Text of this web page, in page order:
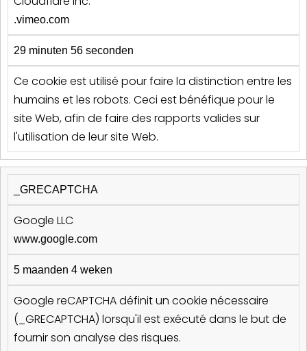
.vimeo.com
29 minuten 56 seconden
Ce cookie est utilisé pour faire la distinction entre les
humains et les robots. Ceci est bénéfique pour le
site Web, afin de faire des rapports valides sur
l'utilisation de leur site Web.
_GRECAPTCHA
Google LLC
www.google.com
5 maanden 4 weken
Google reCAPTCHA définit un cookie nécessaire
(_GRECAPTCHA) lorsqu'il est exécuté dans le but de
fournir son analyse des risques.